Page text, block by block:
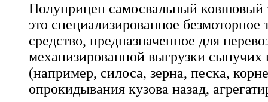
Полуприцеп самосвальный ковшовый
это специализированное безмоторное
средство, предназначенное для
механизированной выгрузки сыпучих
(например, силоса, зерна, песка,
опрокидывания кузова назад,